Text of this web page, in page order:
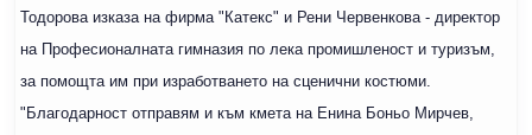
Тодорова изказа на фирма "Катекс" и Рени Червенкова - директор
на Професионалната гимназия по лека промишленост и туризъм,
за помощта им при изработването на сценични костюми.
"Благодарност отправям и към кмета на Енина Боньо Мирчев,